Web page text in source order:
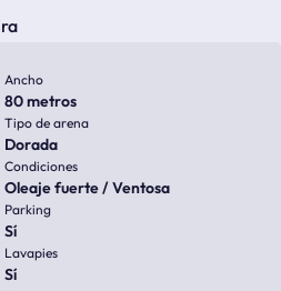
Ancho
80 metros
Tipo de arena
Dorada
Condiciones
Oleaje fuerte / Ventosa
Parking
Sí
Lavapies
Sí